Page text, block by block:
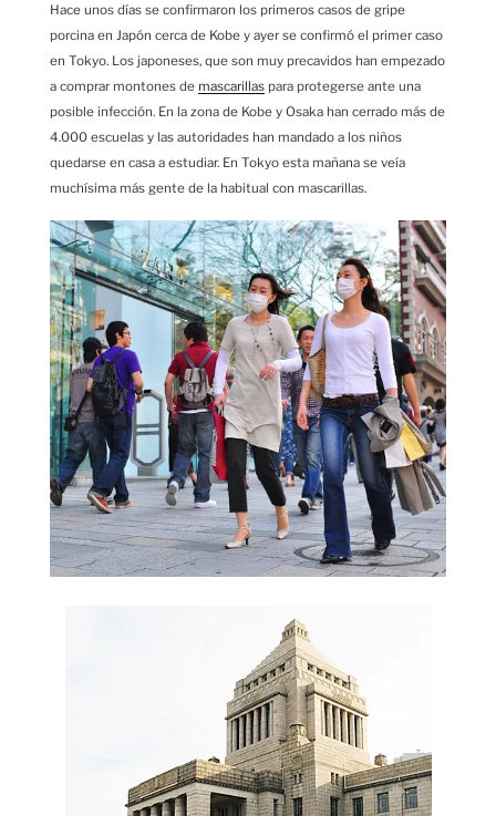
Hace unos días se confirmaron los primeros casos de gripe
porcina en Japón cerca de Kobe y ayer se confirmó el primer caso
en Tokyo. Los japoneses, que son muy precavidos han empezado
a comprar montones de mascarillas para protegerse ante una
posible infección. En la zona de Kobe y Osaka han cerrado más de
4.000 escuelas y las autoridades han mandado a los niños
quedarse en casa a estudiar. En Tokyo esta mañana se veía
muchísima más gente de la habitual con mascarillas.